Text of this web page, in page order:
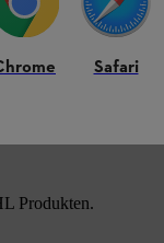
Produkten.
Safari